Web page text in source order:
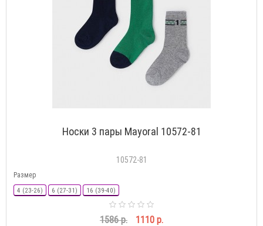
Носки 3 пары Mayoral 10572-81
10572-81
Размер
4 (23-26) 6 (27-31) 16 (39-40)
1586 р. 1110 р.